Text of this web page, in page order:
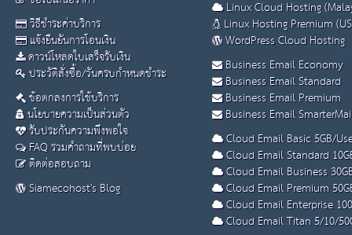
วิธีชำระค่าบริการ
แจ้งยืนยันการโอนเงิน
ดาวน์โหลดใบเสร็จรับเงิน
ประวัติสั่งซื้อ/วันครบกำหนดชำระ
ข้อตกลงการใช้บริการ
นโยบายความเป็นส่วนตัว
รับประกันความพึงพอใจ
FAQ รวมคำถามที่พบบ่อย
ติดต่อสอบถาม
Siamecohost's Blog
Linux Cloud Hosting
Linux Hosting Premium
WordPress Cloud Hosting
Business Email Economy
Business Email Standard
Business Email Premium
Business Email
Cloud Email Basic 5GB/
Cloud Email Standard
Cloud Email Business
Cloud Email Premium
Cloud Email Enterprise
Cloud Email Titan 5/10/